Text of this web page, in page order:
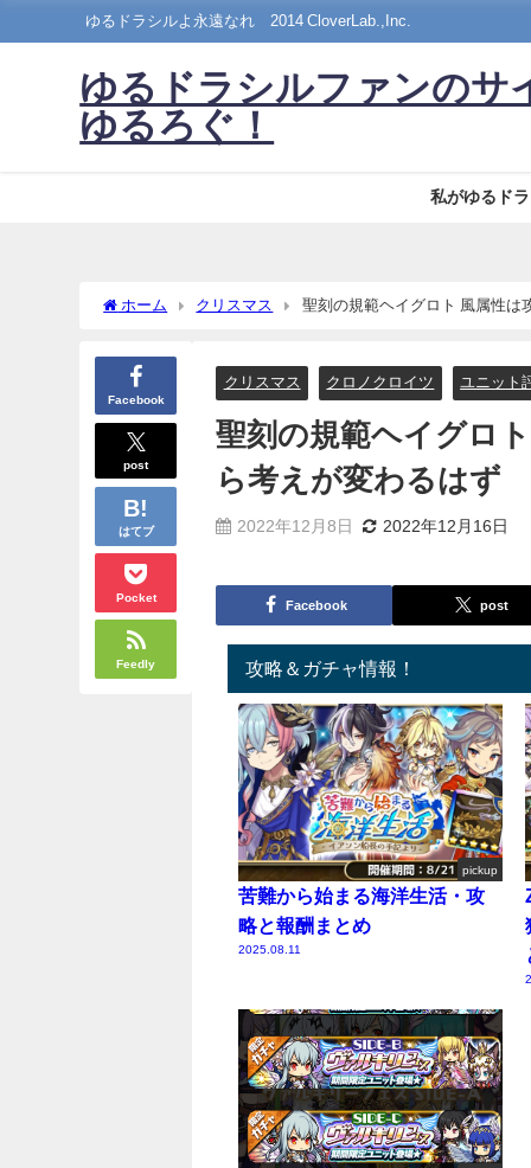
ゆるドラシルよ永遠なれ©2014 CloverLab.,Inc.
ゆるドラシルファンのサ
ゆるろぐ！
私がゆるド
ホーム クリスマス 聖刻の規範ヘイグロト 風属性は
Facebook
post
はてブ
Pocket
Feedly
クリスマス クロノクロイツ ユニット
聖刻の規範ヘイグロ
ら考えが変わるはず
2022年12月8日 2022年12月16日
Facebook post
攻略＆ガチャ情報！
pickup
苦難から始まる海洋生活・攻
略と報酬まとめ
2025.08.11